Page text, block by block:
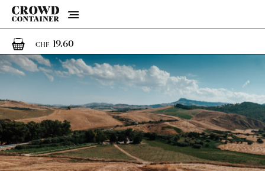
Menu
CHF 19.601 Artikel im Warenkorb